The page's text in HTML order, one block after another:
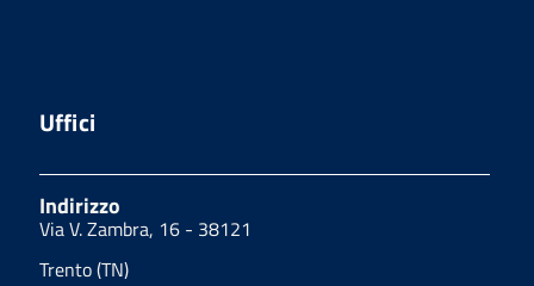
Uffici
Indirizzo
Via V. Zambra, 16 - 38121
Trento (TN)